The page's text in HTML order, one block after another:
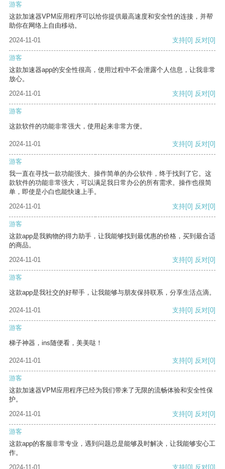
游客
这款加速器VPM应用程序可以给你提供最高速度和安全性的连接，并帮
助你在网络上自由移动。
2024-11-01
支持[0] 反对[0]
游客
这款加速器app的安全性很高，使用过程中不会泄露个人信息，让我非常
放心。
2024-11-01
支持[0] 反对[0]
游客
这款软件的功能非常强大，使用起来非常方便。
2024-11-01 支持[0] 反对[0]
游客
我一直在寻找一款功能强大、操作简单的办公软件，终于找到了它。这
款软件的功能非常强大，可以满足我日常办公的所有需求。操作也很简
单，即使是小白也能快速上手。
2024-11-01
支持[0] 反对[0]
游客
这款app是我购物的得力助手，让我能够找到最优惠的价格，买到最合适
的商品。
2024-11-01
支持[0] 反对[0]
游客
这款app是我社交的好帮手，让我能够与朋友保持联系，分享生活点滴。
2024-11-01 支持[0] 反对[0]
游客
梯子神器，ins随便看，美美哒！
2024-11-01 支持[0] 反对[0]
游客
这款加速器VPM应用程序已经为我们带来了无限的流畅体验和安全性保
护。
2024-11-01
支持[0] 反对[0]
游客
这款app的客服非常专业，遇到问题总是能够及时解决，让我能够安心工
作。
2024-11-01
支持[0] 反对[0]